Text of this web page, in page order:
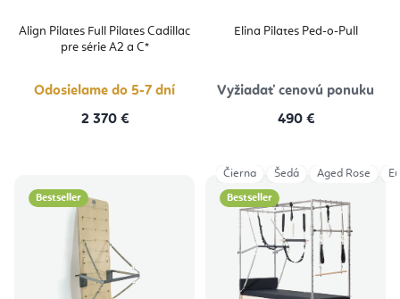
Align Pilates Full Pilates Cadillac
pre série A2 a C*
Odosielame do 5-7 dní
2 370 €
Elina Pilates Ped-o-Pull
Vyžiadať cenovú ponuku
490 €
Bestseller Bestseller
Čierna Šedá Aged Rose